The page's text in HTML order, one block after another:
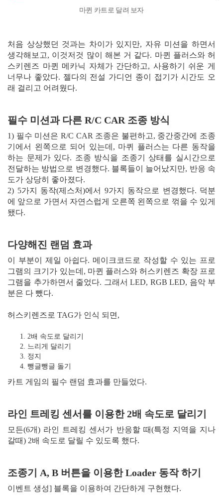
마퀸 카트로 달려 보자
처음 상상했던 것과는 차이가 있지만, 자유 미션을 하면서
생각해보고, 이것저것 많이 해본 거 같다. 마퀸 플러스와 허
스키렌즈 마퀸 메카닉 자체가 간단하고, 사용하기 쉬운 게
너무나 좋았다. 젤다의 전설 가디언 종이 접기가 시간도 오
래 걸리고 어려웠다.
필수 미션과 다른 R/C CAR 조종 방식
1) 필수 미션은 R/C CAR 조종은 불편하고, 중간중간에 조종
기에서 왼쪽으로 되어 있는데, 마퀴 플러스는 다른 동작을
하는 문제가 있다. 조종 방식을 조종기 상태를 실시간으로
전달하는 방법으로 변경했다. 블록들이 늘어났지만, 반응 속
도가 상당히 좋아졌다.
2) 5가지 동작(제스처)에서 9가지 동작으로 변경했다. 덕분
에 앞으로 가면서 자연스럽게 오른쪽 왼쪽으로 꺾을 수 있게
됐다.
다양해진 랜덤 효과
이 부분이 제일 아쉽다. 메이크코드로 작성할 수 있는 프로
그램의 크기가 있는데, 마퀸 플러스와 허스키렌즈 확장 프로
그램을 추가하면서 줄었다. 그래서 LED, RGB LED, 음악 부
분은 다 뺐다.
허스키렌즈로 TAG가 인식 되면,
2배 속도로 달리기
느리게 달리기
정지
뺑글뺑글 돌기
카트 게임의 필수 랜덤 효과를 만들었다.
라인 트레킹 센서를 이용한 2배 속도로 달리기
모든(6개) 라인 트레킹 센서가 반응할 때(특정 지역을 지나
갈때) 2배 속도로 달릴 수 있도록 했다.
조종기 A, B 버튼을 이용한 Loader 동작 하기
이벤트 생성] 블록을 이용하여 간단하게 구현했다.